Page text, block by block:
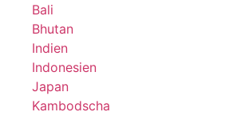
Bali
Bhutan
Indien
Indonesien
Japan
Kambodscha